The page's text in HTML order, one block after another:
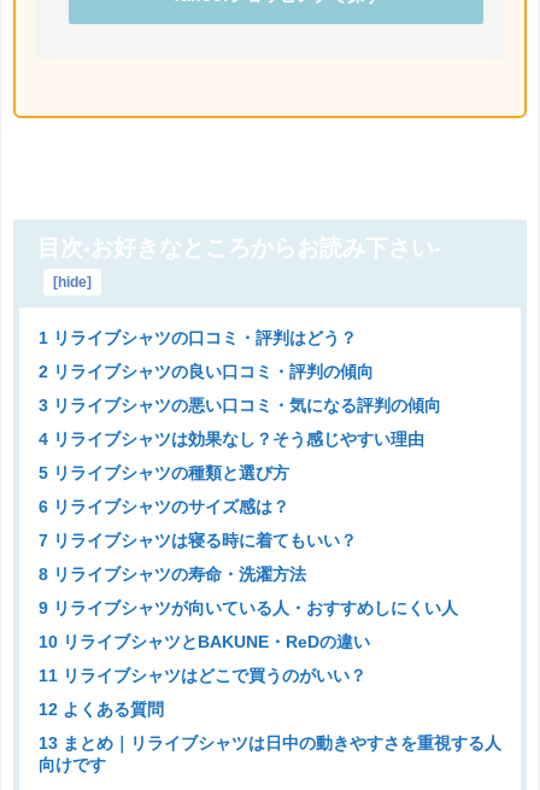
目次-お好きなところからお読み下さい-
[hide]
1 リライブシャツの口コミ・評判はどう？
2 リライブシャツの良い口コミ・評判の傾向
3 リライブシャツの悪い口コミ・気になる評判の傾向
4 リライブシャツは効果なし？そう感じやすい理由
5 リライブシャツの種類と選び方
6 リライブシャツのサイズ感は？
7 リライブシャツは寝る時に着てもいい？
8 リライブシャツの寿命・洗濯方法
9 リライブシャツが向いている人・おすすめしにくい人
10 リライブシャツとBAKUNE・ReDの違い
11 リライブシャツはどこで買うのがいい？
12 よくある質問
13 まとめ｜リライブシャツは日中の動きやすさを重視する人
向けです